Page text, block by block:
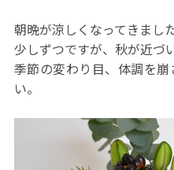
朝晩が涼しくなってきまし
少しずつですが、秋が近づ
季節の変わり目、体調を
い。